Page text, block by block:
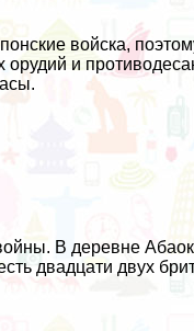
войска,
орудий и
В деревне
двадцати двух